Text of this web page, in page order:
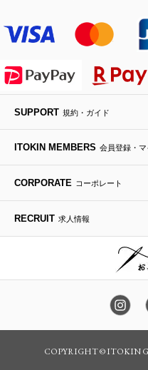
MK MICHEL KLEIN
HIROKO KOSHINO
ライダースジャケット
デニムジャケット
ダウンジャケット・コ
ハンカチ・バンダナ
手袋
チャーム・ストラップ
バックパック・リュッ
ボディバッグ・メッセ
トラベルバッグ
フラットシューズ
ローファー
ドレスシューズ
カサブランカ・カラー
ラナンキュラス
ポプリアレンジ＆フレ
SUPPORT 規約・ガイド
ITOKIN MEMBERS 会員登録・マ
CORPORATE コーポレート
RECRUIT 求人情報
COPYRIGHT © ITOKIN